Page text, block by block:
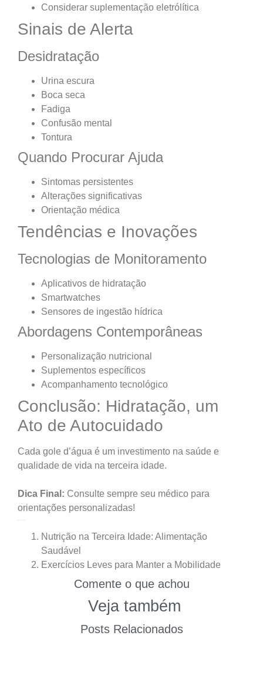
Considerar suplementação eletrólítica
Sinais de Alerta
Desidratação
Urina escura
Boca seca
Fadiga
Confusão mental
Tontura
Quando Procurar Ajuda
Sintomas persistentes
Alterações significativas
Orientação médica
Tendências e Inovações
Tecnologias de Monitoramento
Aplicativos de hidratação
Smartwatches
Sensores de ingestão hídrica
Abordagens Contemporâneas
Personalização nutricional
Suplementos específicos
Acompanhamento tecnológico
Conclusão: Hidratação, um
Ato de Autocuidado
Cada gole d’água é um investimento na saúde e
qualidade de vida na terceira idade.
Dica Final: Consulte sempre seu médico para
orientações personalizadas!
Nutrição na Terceira Idade: Alimentação
Saudável
Exercícios Leves para Manter a Mobilidade
Comente o que achou
Veja também
Posts Relacionados